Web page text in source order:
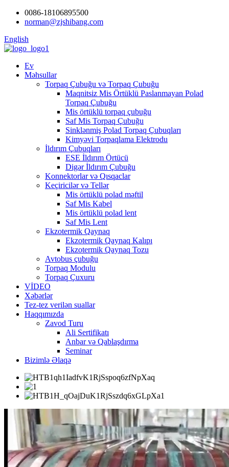
0086-18106895500
norman@zjshibang.com
English
Ev
Məhsullar
Torpaq Çubuğu və Torpaq Çubuğu
Maqnitsiz Mis Örtüklü Paslanmayan Polad
Torpaq Çubuğu
Mis örtüklü torpaq çubuğu
Saf Mis Torpaq Çubuğu
Sinklənmiş Polad Torpaq Çubuqları
Kimyəvi Torpaqlama Elektrodu
İldırım Çubuqları
ESE İldırım Örtücü
Digər İldırım Çubuğu
Konnektorlar və Qısqaclar
Keçiricilər və Tellər
Mis örtüklü polad məftil
Saf Mis Kabel
Mis örtüklü polad lent
Saf Mis Lent
Ekzotermik Qaynaq
Ekzotermik Qaynaq Kalıpı
Ekzotermik Qaynaq Tozu
Avtobus çubuğu
Torpaq Modulu
Torpaq Çuxuru
VİDEO
Xəbərlər
Tez-tez verilən suallar
Haqqımızda
Zavod Turu
Ali Sertifikatı
Anbar və Qablaşdırma
Seminar
Bizimlə Əlaqə